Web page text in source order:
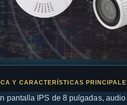
pantalla IPS de 8 pulgadas,